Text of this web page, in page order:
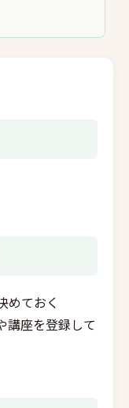
めておく
講座を登録して